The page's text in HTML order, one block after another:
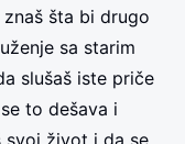
šta bi drugo
sa starim
slušaš iste priče
to dešava i
svoj život i da se